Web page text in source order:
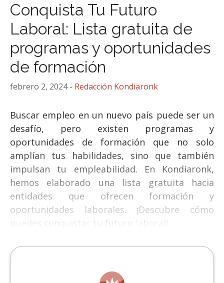
Conquista Tu Futuro
Laboral: Lista gratuita de
programas y oportunidades
de formación
febrero 2, 2024
Buscar empleo en un nuevo país puede ser un
desafío, pero existen programas y
oportunidades de formación que no solo
amplían tus habilidades, sino que también
impulsan tu empleabilidad. En Kondiaronk,
hemos elaborado una lista gratuita hacia
entidades que ofrecen formación y
oportunidades laborales. ¡Descubre cómo
puedes conquistar tu futuro laboral!